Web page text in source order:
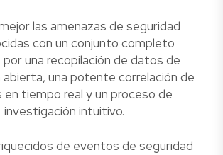
las amenazas de seguridad
con un conjunto completo
una recopilación de datos de
una potente correlación de
tiempo real y un proceso de
investigación intuitivo.